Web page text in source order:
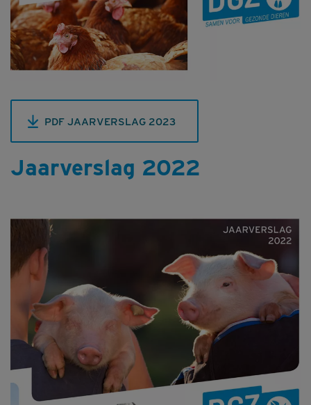
PDF JAARVERSLAG 2023
Jaarverslag 2022